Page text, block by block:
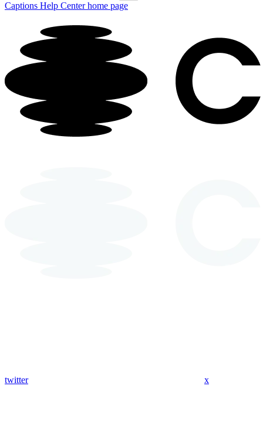
Captions Help Centerhome page
twitter x